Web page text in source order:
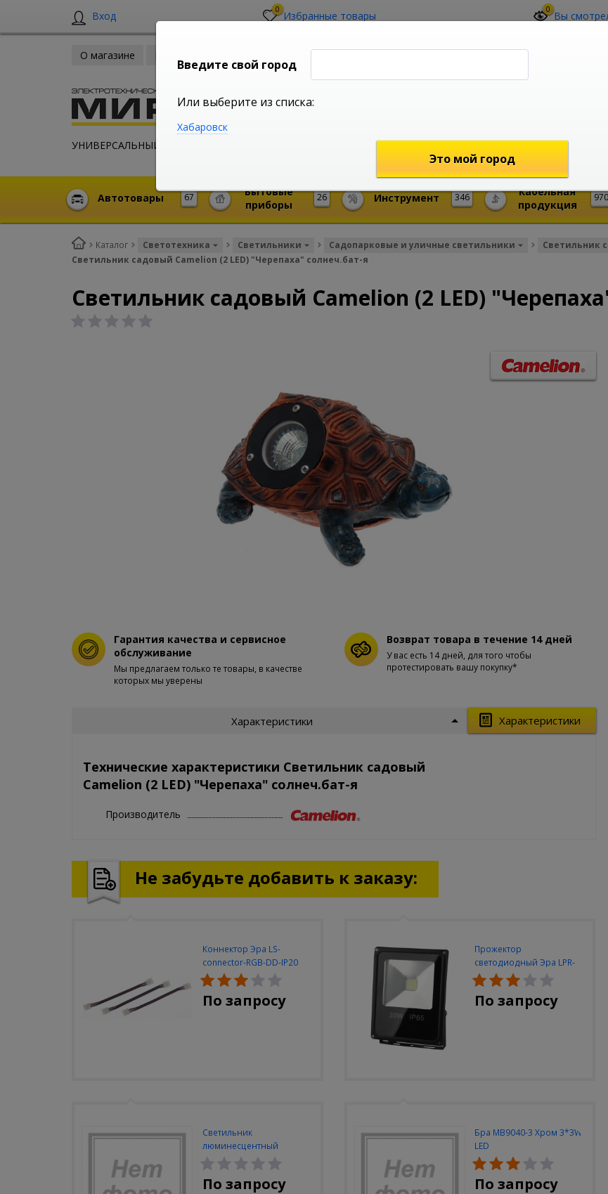
Вход 0 Избранные товары 0 Вы
О магазине
УНИВЕРСАЛЬНЫЙ ИНТЕРНЕТ МАГАЗИН shop@mireks.ru
67
Автотовары 26
Бытовые
приборы
346
Инструмент 970
Кабельная
продукция
Каталог Светотехника Светильники Садопарковые и уличные светильники
Светильник
Светильник садовый Camelion (2 LED) "Черепаха" солнеч.бат-я
Светильник садовый Camelion (2 LED)
Гарантия качества и сервисное
обслуживание
Мы предлагаем только те товары, в качестве
которых мы уверены
Возврат товара в течение 14 дней
У вас есть 14 дней, для того чтобы
протестировать вашу покупку*
Характеристики
Характеристики
Технические характеристики Светильник садовый
Camelion (2 LED) "Черепаха" солнеч.бат-я
Производитель
Не забудьте добавить к заказу:
Коннектор Эра LS-
connector-RGB-DD-IP20
(3шт/уп)
По запросу
Прожектор
светодиодный Эра LPR-
30W-6500K-M
По запросу
Светильник
люминесцентный
Navigator NEL-A2-E130-T4-
840/WH
По запросу
Бра MB9040-3 Хром 3*3W
LED
По запросу
Введите свой город
Или выберите из списка:
Хабаровск
Это мой город